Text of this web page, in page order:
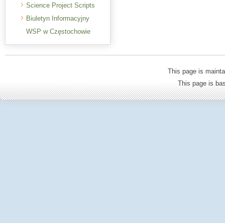
Science Project Scripts
Biuletyn Informacyjny
WSP w Częstochowie
This page is
This page is